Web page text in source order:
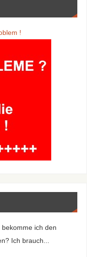
!
bekomme ich den
Ich brauch...